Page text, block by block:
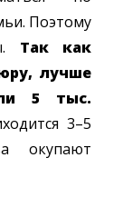
Поэтому
Так как
лучше
5 тыс.
3–5
окупают